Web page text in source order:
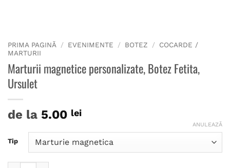
PRIMA PAGINĂ / EVENIMENTE / BOTEZ / COCARDE /
MARTURII
Marturii magnetice personalizate, Botez Fetita,
Ursulet
de la 5.00 lei
Tip
ANULEAZĂ